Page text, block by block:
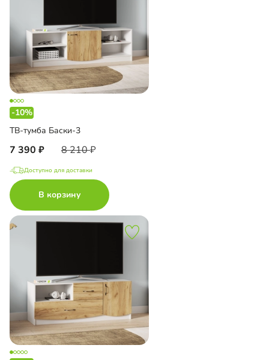
-10%
ТВ-тумба Баски-3
7 390 8 210
Доступно для доставки
В корзину